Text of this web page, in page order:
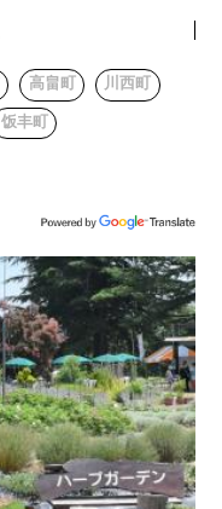
高畠町 川西町
饭丰町